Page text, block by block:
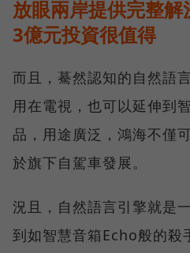
放眼兩岸提供完整解
3億元投資很值得
而且，驀然認知的自然語
用在電視，也可以延伸到
品，用途廣泛，鴻海不僅
於旗下自駕車發展。
況且，自然語言引擎就是
到如智慧音箱Echo般的殺